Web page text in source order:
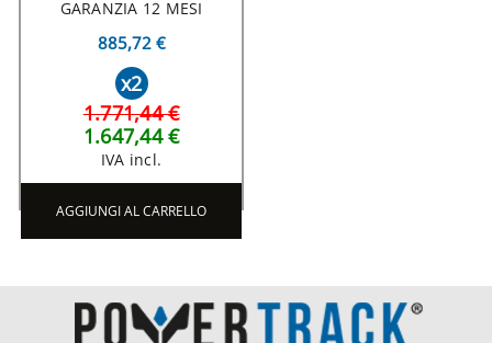
GARANZIA 12 MESI
885,72 €
x2
1.771,44 €
1.647,44 €
IVA incl.
AGGIUNGI AL CARRELLO